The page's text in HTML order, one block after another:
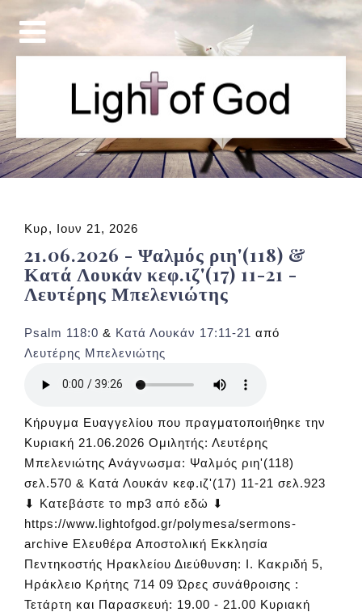
Κυρ, Ιουν 21, 2026
21.06.2026 - Ψαλμός ριη'(118) &
Κατά Λουκάν κεφ.ιζ'(17) 11-21 -
Λευτέρης Μπελενιώτης
Psalm 118:0 & Κατά Λουκάν 17:11-21 από
Λευτέρης Μπελενιώτης
Κήρυγμα Ευαγγελίου που πραγματοποιήθηκε την
Κυριακή 21.06.2026 Ομιλητής: Λευτέρης
Μπελενιώτης Ανάγνωσμα: Ψαλμός ριη'(118)
σελ.570 & Κατά Λουκάν κεφ.ιζ'(17) 11-21 σελ.923
⬇ Κατεβάστε το mp3 από εδώ ⬇
https://www.lightofgod.gr/polymesa/sermons-
archive Ελευθέρα Αποστολική Εκκλησία
Πεντηκοστής Ηρακλείου Διεύθυνση: Ι. Κακριδή 5,
Ηράκλειο Κρήτης 714 09 Ώρες συνάθροισης :
Τετάρτη και Παρασκευή: 19.00 - 21.00 Κυριακή